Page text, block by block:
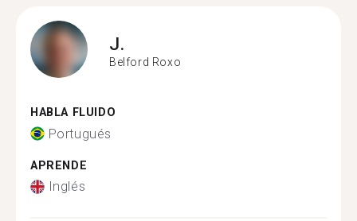
J.
Belford Roxo
HABLA FLUIDO
Portugués
APRENDE
Inglés